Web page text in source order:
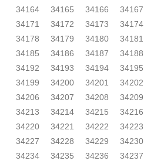
34164
34165 34166 34167
34171
34172 34173 34174
34178
34179 34180 34181
34185
34186 34187 34188
34192
34193 34194 34195
34199
34200 34201 34202
34206
34207 34208 34209
34213
34214 34215 34216
34220
34221 34222 34223
34227
34228 34229 34230
34234
34235 34236 34237